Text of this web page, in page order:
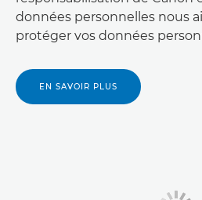
données personnelles nous
protéger vos données
EN SAVOIR PLUS